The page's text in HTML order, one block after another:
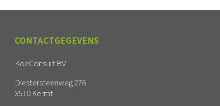
CONTACTGEGEVENS
KoeConsult BV
Diestersteenweg 276
3510 Kermt